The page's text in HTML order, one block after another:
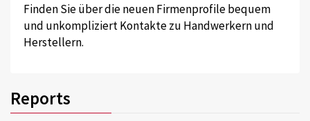
Finden Sie über die neuen Firmenprofile bequem
und unkompliziert Kontakte zu Handwerkern und
Herstellern.
Reports